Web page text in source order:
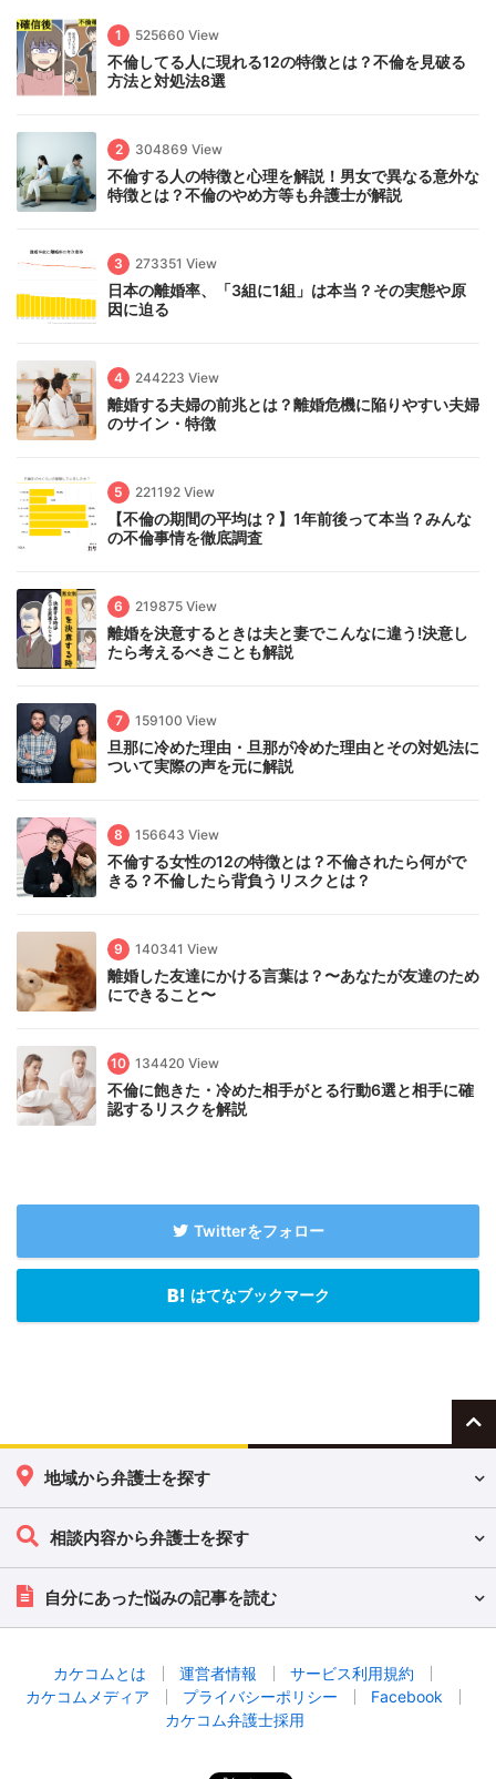
1 525660 View
不倫してる人に現れる12の特徴とは？不倫を見破る
方法と対処法8選
2 304869 View
不倫する人の特徴と心理を解説！男女で異なる意外な
特徴とは？不倫のやめ方等も弁護士が解説
3 273351 View
日本の離婚率、「3組に1組」は本当？その実態や原
因に迫る
4 244223 View
離婚する夫婦の前兆とは？離婚危機に陥りやすい夫婦
のサイン・特徴
5 221192 View
【不倫の期間の平均は？】1年前後って本当？みんな
の不倫事情を徹底調査
6 219875 View
離婚を決意するときは夫と妻でこんなに違う!決意し
たら考えるべきことも解説
7 159100 View
旦那に冷めた理由・旦那が冷めた理由とその対処法に
ついて実際の声を元に解説
8 156643 View
不倫する女性の12の特徴とは？不倫されたら何がで
きる？不倫したら背負うリスクとは？
9 140341 View
離婚した友達にかける言葉は？〜あなたが友達のため
にできること〜
10 134420 View
不倫に飽きた・冷めた相手がとる行動6選と相手に確
認するリスクを解説
Twitterをフォロー
はてなブックマーク
地域から弁護士を探す
相談内容から弁護士を探す
自分にあった悩みの記事を読む
カケコムとは 運営者情報
サービス利用規約
カケコムメディア
プライバシーポリシー
Facebook
カケコム弁護士採用